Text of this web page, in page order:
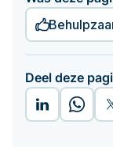
Deel deze